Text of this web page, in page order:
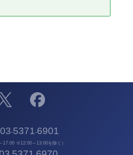
03-5371-6901
17:00 ※12:00～13:00を除く）